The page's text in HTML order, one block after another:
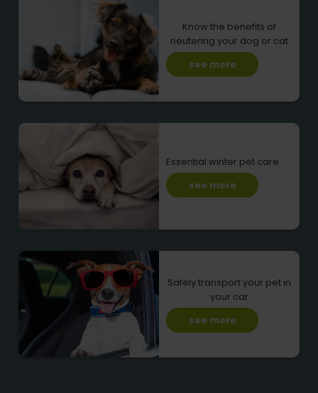
Know the benefits of
neutering your dog or cat
see more
Essential winter pet care
see more
Safely transport your pet in
your car
see more